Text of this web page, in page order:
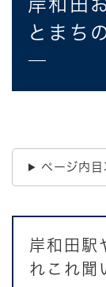
岸和田
とまち
―
ページ内目
岸和田駅
れこれ聞